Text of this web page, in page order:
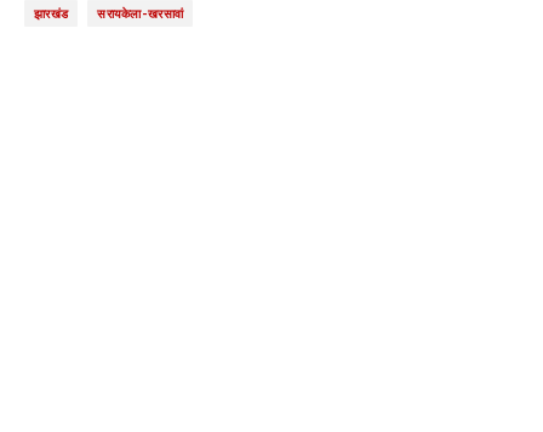
झारखंड सरायकेला-खरसावां